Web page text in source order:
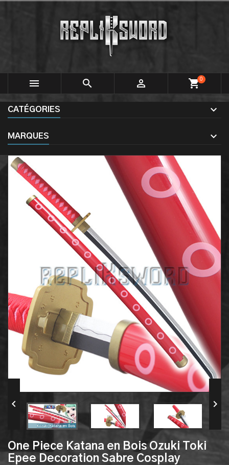
   shopping_cart0
CATÉGORIES
MARQUES
 
One Piece Katana en Bois Ozuki Toki
Epee Decoration Sabre Cosplay